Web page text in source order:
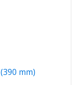
mm)